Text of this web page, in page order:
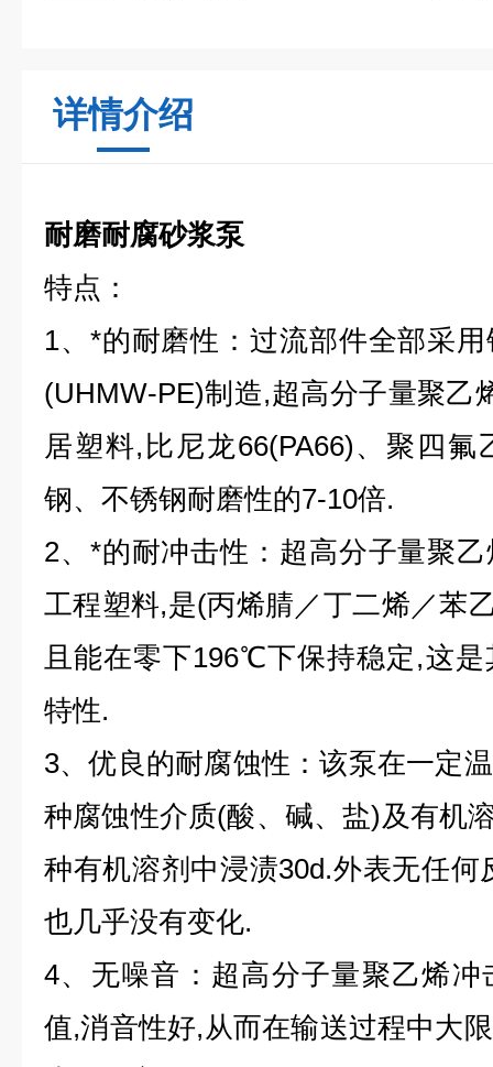
详情介绍
耐磨耐腐砂浆泵
特点：
1、*的耐磨性：过流部件全部采
(UHMW-PE)制造,超高分子量聚乙
居塑料,比尼龙66(PA66)、聚四
钢、不锈钢耐磨性的7-10倍.
2、*的耐冲击性：超高分子量聚
工程塑料,是(丙烯腈／丁二烯／苯
且能在零下196℃下保持稳定,这
特性.
3、优良的耐腐蚀性：该泵在一定
种腐蚀性介质(酸、碱、盐)及有机
种有机溶剂中浸渍30d.外表无任
也几乎没有变化.
4、无噪音：超高分子量聚乙烯
值,消音性好,从而在输送过程中大